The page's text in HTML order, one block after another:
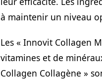
à maintenir un niveau
Les « Innovit Collagen
vitamines et de
Collagen Collagène »